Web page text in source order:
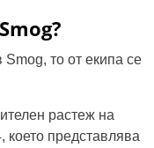
то от екипа се
растеж на
което представлява